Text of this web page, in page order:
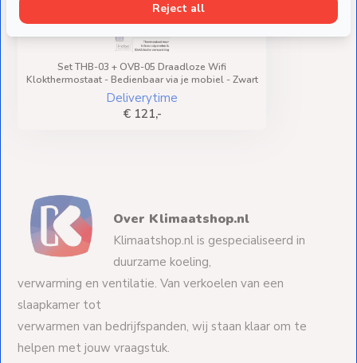
Set THB-03 + OVB-05 Draadloze Wifi
Klokthermostaat - Bedienbaar via je mobiel - Zwart
Deliverytime
€ 121,-
Over Klimaatshop.nl
Klimaatshop.nl is gespecialiseerd in
duurzame koeling,
verwarming en ventilatie. Van verkoelen van een
slaapkamer tot
verwarmen van bedrijfspanden, wij staan klaar om te
helpen met jouw vraagstuk.
Reject all